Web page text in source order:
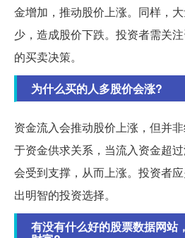
金增加，推动股价上涨。同样，
少，造成股价下跌。投资者需关
的买卖决策。
为什么买的人多股价会涨?
资金流入会推动股价上涨，但并
于资金供求关系，当流入资金超
会受到支撑，从而上涨。投资者
出明智的投资选择。
有没有什么好的股票数据网站